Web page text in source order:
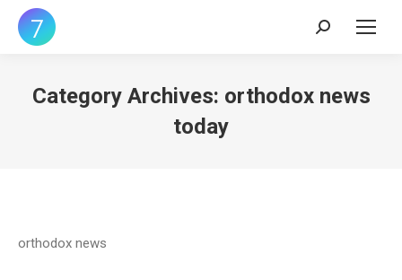
Search:
Category Archives: orthodox news
today
orthodox news